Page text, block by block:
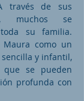
través de sus
muchos se
su familia.
Maura como un
y infantil,
se pueden
profunda con